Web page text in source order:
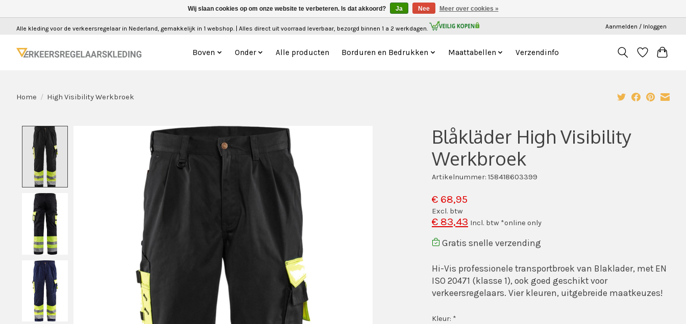
Alle kleding voor de verkeersregelaar in Nederland, gemakkelijk in 1 webshop. | Alles direct uit voorraad leverbaar, bezorgd binnen 1 a 2 werkdagen. Aanmelden / Inloggen
Boven Onder Alle producten Borduren en Bedrukken Maattabellen Verzendinfo
Home / High Visibility Werkbroek
Product image slideshow Items
Blåkläder High Visibility
Werkbroek
Artikelnummer: 158418603399
€ 68,95
Excl. btw
€ 83,43 Incl. btw *online only
Gratis snelle verzending
Hi-Vis professionele transportbroek van Blaklader, met EN
ISO 20471 (klasse 1), ook goed geschikt voor
verkeersregelaars. Vier kleuren, uitgebreide maatkeuzes!
Kleur: *
Wij slaan cookies op om onze website te verbeteren. Is dat akkoord? Ja Nee Meer over cookies »